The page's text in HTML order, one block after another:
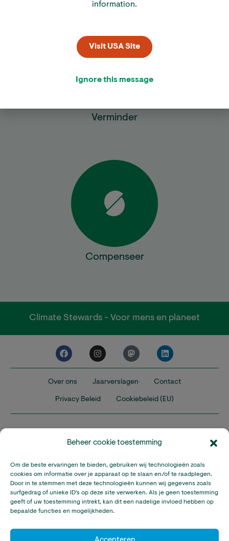
Beheer cookie toestemming
Om de beste ervaringen te bieden, gebruiken wij technologieën zoals
cookies om informatie over je apparaat op te slaan en/of te raadplegen.
Door in te stemmen met deze technologieën kunnen wij gegevens zoals
surfgedrag of unieke ID's op deze site verwerken. Als je geen toestemming
geeft of uw toestemming intrekt, kan dit een nadelige invloed hebben op
bepaalde functies en mogelijkheden.
Verminder
Compenseer
Climate Stewards - Voor mens en planeet
Over ons Jaarverslagen Contact
Privacy Beleid Cookiebeleid (EU)
Nederland Verenigd Koninkrijk Verenigde Staten
Climate Stewards is onderdeel van Stichting A Rocha Nederland,
een geregistreerd goed doel in Nederland (RSIN: 815032924).
© Copyright Climate Stewards Ltd. – All rights reserved.
information.
Visit USA Site
Ignore this message